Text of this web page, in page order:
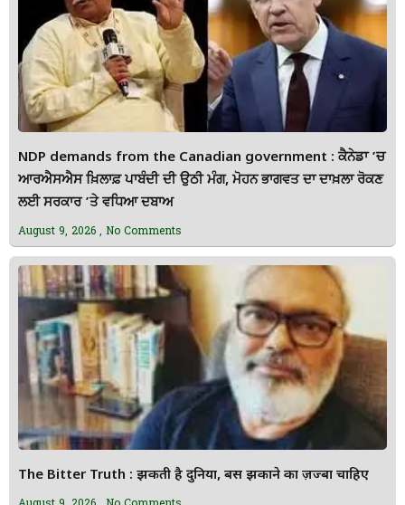
NDP demands from the Canadian government : ਕੈਨੇਡਾ ’ਚ
ਆਰਐਸਐਸ ਖ਼ਿਲਾਫ਼ ਪਾਬੰਦੀ ਦੀ ਉਠੀ ਮੰਗ, ਮੋਹਨ ਭਾਗਵਤ ਦਾ ਦਾਖ਼ਲਾ ਰੋਕਣ
ਲਈ ਸਰਕਾਰ ’ਤੇ ਵਧਿਆ ਦਬਾਅ
August 9, 2026 No Comments
The Bitter Truth : झुकती है दुनिया, बस झुकाने का ज़ज्बा चाहिए
August 9, 2026 No Comments